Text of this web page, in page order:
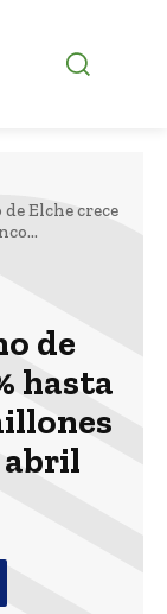
Elche crece
de
hasta
abril